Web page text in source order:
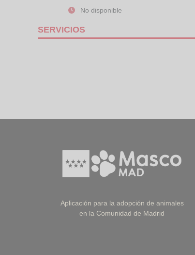
No disponible
SERVICIOS
Aplicación para la adopción de animales
en la Comunidad de Madrid